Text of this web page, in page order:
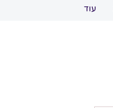
עוד